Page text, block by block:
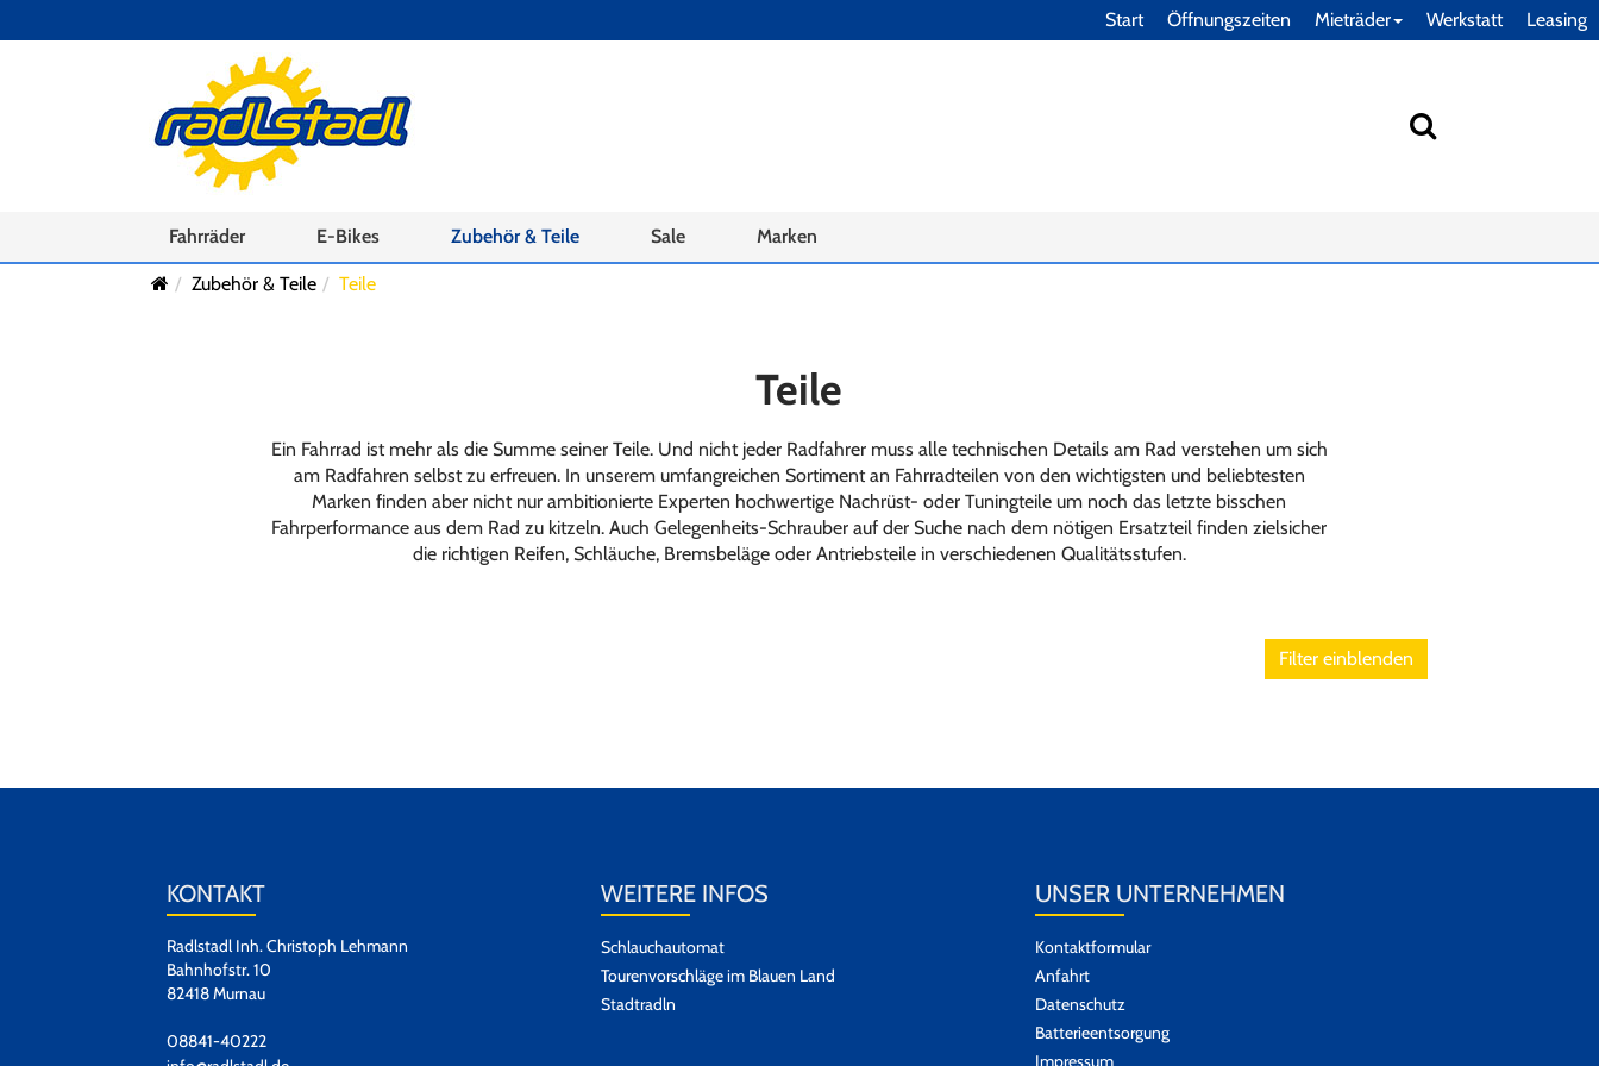
Start Öffnungszeiten Mieträder Werkstatt Leasing
Fahrräder E-Bikes Zubehör & Teile Sale Marken
Zubehör & Teile Teile
Teile
Ein Fahrrad ist mehr als die Summe seiner Teile. Und nicht jeder Radfahrer muss alle technischen Details am Rad verstehen um sich
am Radfahren selbst zu erfreuen. In unserem umfangreichen Sortiment an Fahrradteilen von den wichtigsten und beliebtesten
Marken finden aber nicht nur ambitionierte Experten hochwertige Nachrüst- oder Tuningteile um noch das letzte bisschen
Fahrperformance aus dem Rad zu kitzeln. Auch Gelegenheits-Schrauber auf der Suche nach dem nötigen Ersatzteil finden zielsicher
die richtigen Reifen, Schläuche, Bremsbeläge oder Antriebsteile in verschiedenen Qualitätsstufen.
Filter einblenden
KONTAKT
Radlstadl Inh. Christoph Lehmann
Bahnhofstr. 10
82418 Murnau
08841-40222
WEITERE INFOS
Schlauchautomat
Tourenvorschläge im Blauen Land
Stadtradln
UNSER UNTERNEHMEN
Kontaktformular
Anfahrt
Datenschutz
Batterieentsorgung
Impressum